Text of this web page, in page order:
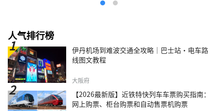
人气排行榜
伊丹机场到难波交通全攻略｜巴士站・电车路
线图文教程
大阪府
【2026最新版】近铁特快列车车票购买指南：
网上购票、柜台购票和自动售票机购票